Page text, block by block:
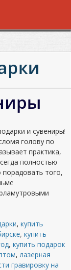
и сувениры!
голову по
практика,
полностью
того,
, купить
, купить
, купить подарок
, лазерная
гравировку на